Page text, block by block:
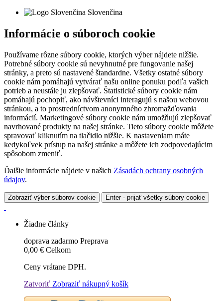
Slovenčina
Informácie o súboroch cookie
Používame rôzne súbory cookie, ktorých výber nájdete nižšie.
Potrebné súbory cookie sú nevyhnutné pre fungovanie našej
stránky, a preto sú nastavené štandardne. Všetky ostatné súbory
cookie nám pomáhajú vytvárať našu online ponuku podľa vašich
potrieb a neustále ju zlepšovať. Štatistické súbory cookie nám
pomáhajú pochopiť, ako návštevníci interagujú s našou webovou
stránkou, a to prostredníctvom anonymného zhromažďovania
informácií. Marketingové súbory cookie nám umožňujú zlepšovať
navrhované produkty na našej stránke. Tieto súbory cookie môžete
spravovať kliknutím na tlačidlo nižšie. K nastaveniam máte
kedykoľvek prístup na našej stránke a môžete ich zodpovedajúcim
spôsobom zmeniť.
Ďalšie informácie nájdete v našich Zásadách ochrany osobných
údajov.
Zobraziť výber súborov cookie Enter - prijať všetky súbory cookie
Žiadne články
doprava zadarmo Preprava
0,00 € Celkom
Ceny vrátane DPH.
Zatvoriť Zobraziť nákupný košík